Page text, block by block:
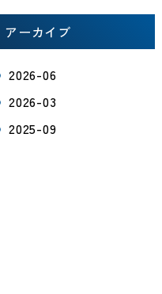
アーカイブ
2026-06
2026-03
2025-09